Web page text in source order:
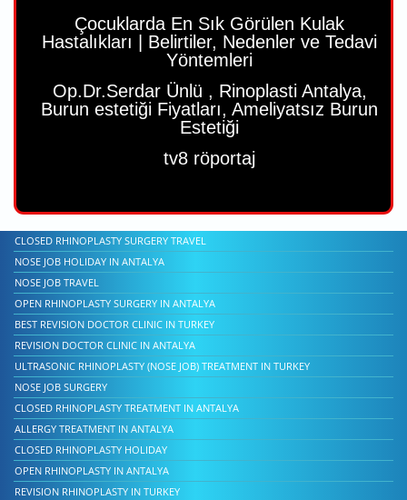
Çocuklarda En Sık Görülen Kulak
Hastalıkları | Belirtiler, Nedenler ve Tedavi
Yöntemleri
Op.Dr.Serdar Ünlü , Rinoplasti Antalya,
Burun estetiği Fiyatları, Ameliyatsız Burun
Estetiği
tv8 röportaj
CLOSED RHINOPLASTY SURGERY TRAVEL
NOSE JOB HOLIDAY IN ANTALYA
NOSE JOB TRAVEL
OPEN RHINOPLASTY SURGERY IN ANTALYA
BEST REVISION DOCTOR CLINIC IN TURKEY
REVISION DOCTOR CLINIC IN ANTALYA
ULTRASONIC RHINOPLASTY (NOSE JOB) TREATMENT IN TURKEY
NOSE JOB SURGERY
CLOSED RHINOPLASTY TREATMENT IN ANTALYA
ALLERGY TREATMENT IN ANTALYA
CLOSED RHINOPLASTY HOLIDAY
OPEN RHINOPLASTY IN ANTALYA
REVISION RHINOPLASTY IN TURKEY